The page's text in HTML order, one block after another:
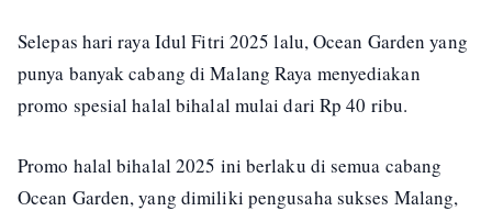
Selepas hari raya Idul Fitri 2025 lalu, Ocean Garden yang
punya banyak cabang di Malang Raya menyediakan
promo spesial halal bihalal mulai dari Rp 40 ribu.
Promo halal bihalal 2025 ini berlaku di semua cabang
Ocean Garden, yang dimiliki pengusaha sukses Malang,